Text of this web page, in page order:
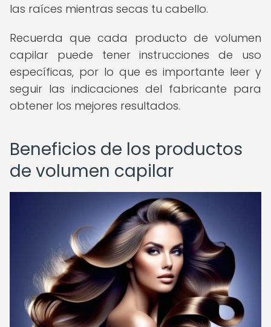
las raíces mientras secas tu cabello.
Recuerda que cada producto de volumen
capilar puede tener instrucciones de uso
específicas, por lo que es importante leer y
seguir las indicaciones del fabricante para
obtener los mejores resultados.
Beneficios de los productos
de volumen capilar